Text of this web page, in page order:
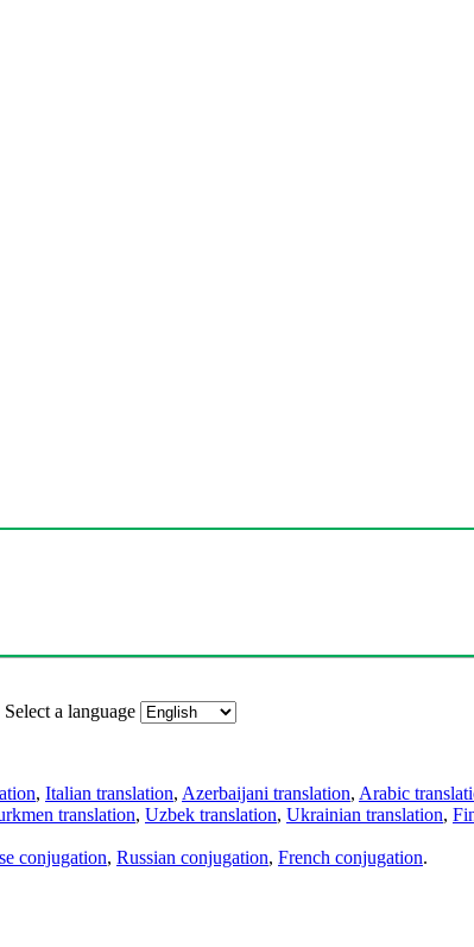
Select a language
, Italian translation, Azerbaijani translation, Arabic
translation, Uzbek translation, Ukrainian translation,
conjugation, Russian conjugation, French conjugation.